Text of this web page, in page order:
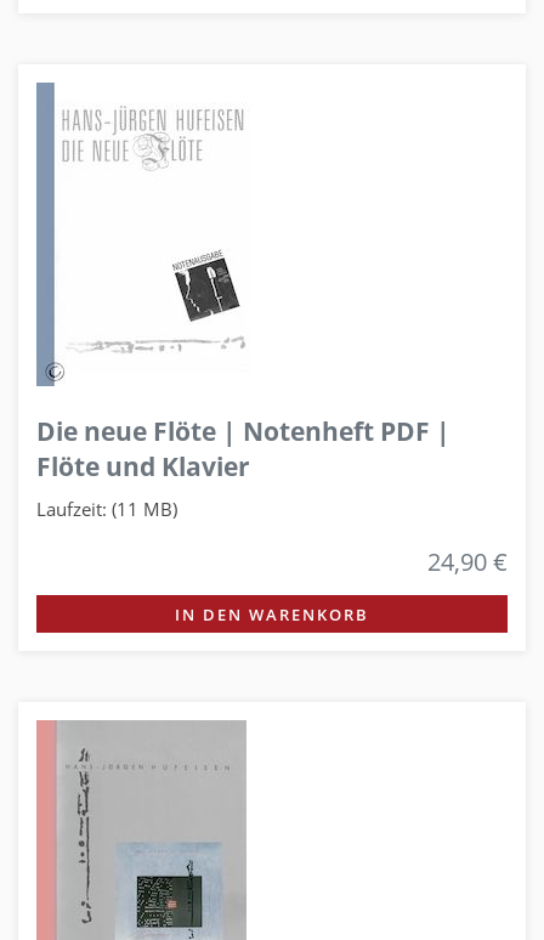
Die neue Flöte | Notenheft PDF |
Flöte und Klavier
Laufzeit: (11 MB)
24,90 €
IN DEN WARENKORB